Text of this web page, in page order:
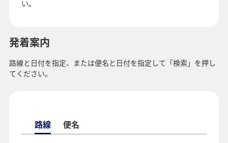
発着案内
路線と日付を指定、または便名と日付を指定して「検索」を押し
てください。
路線 便名
い。